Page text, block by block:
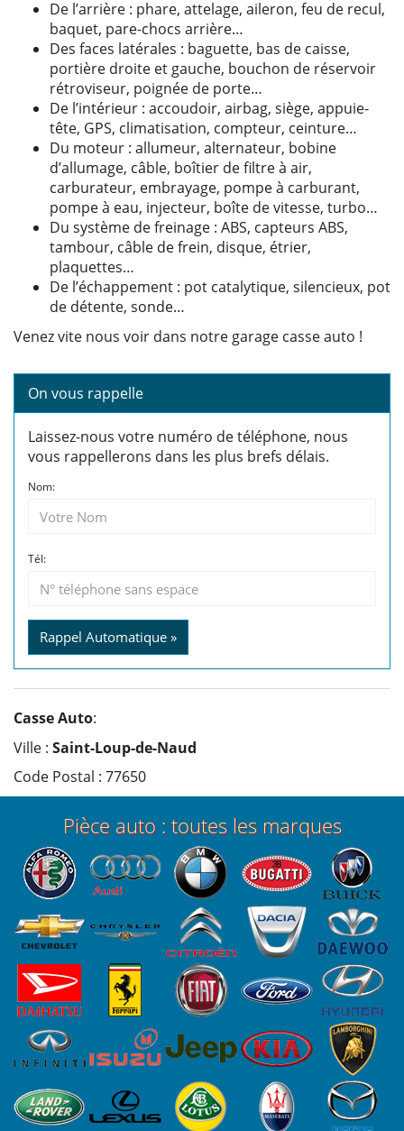
De l’arrière : phare, attelage, aileron, feu de recul,
baquet, pare-chocs arrière…
Des faces latérales : baguette, bas de caisse,
portière droite et gauche, bouchon de réservoir
rétroviseur, poignée de porte…
De l’intérieur : accoudoir, airbag, siège, appuie-
tête, GPS, climatisation, compteur, ceinture…
Du moteur : allumeur, alternateur, bobine
d’allumage, câble, boîtier de filtre à air,
carburateur, embrayage, pompe à carburant,
pompe à eau, injecteur, boîte de vitesse, turbo…
Du système de freinage : ABS, capteurs ABS,
tambour, câble de frein, disque, étrier,
plaquettes…
De l’échappement : pot catalytique, silencieux, pot
de détente, sonde…
Venez vite nous voir dans notre garage casse auto !
On vous rappelle
Laissez-nous votre numéro de téléphone, nous
vous rappellerons dans les plus brefs délais.
Nom:
Tél:
Rappel Automatique »
Casse Auto:
Ville : Saint-Loup-de-Naud
Code Postal : 77650
Pièce auto : toutes les marques